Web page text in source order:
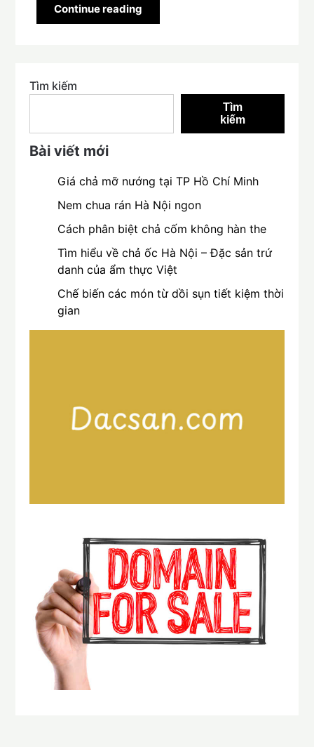
Continue reading
Tìm kiếm
Tìm
kiếm
Bài viết mới
Giá chả mỡ nướng tại TP Hồ Chí Minh
Nem chua rán Hà Nội ngon
Cách phân biệt chả cốm không hàn the
Tìm hiểu về chả ốc Hà Nội – Đặc sản trứ
danh của ẩm thực Việt
Chế biến các món từ dồi sụn tiết kiệm thời
gian